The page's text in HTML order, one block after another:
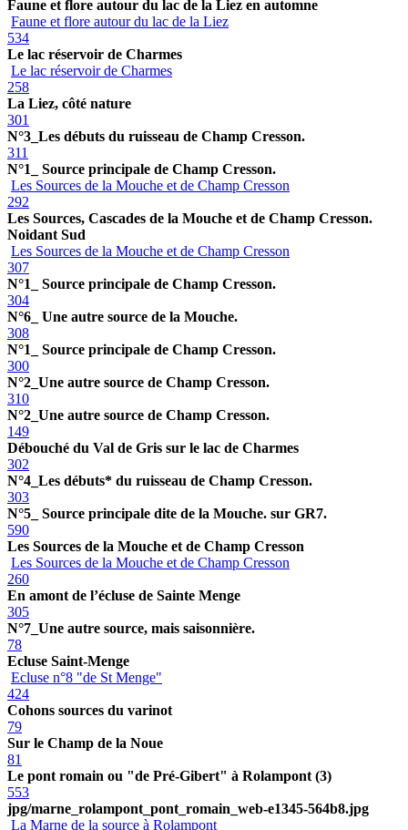
Faune et flore autour du lac de la Liez en automne
Faune et flore autour du lac de la Liez
534
Le lac réservoir de Charmes
Le lac réservoir de Charmes
258
La Liez, côté nature
301
N°3_Les débuts du ruisseau de Champ Cresson.
311
N°1_ Source principale de Champ Cresson.
Les Sources de la Mouche et de Champ Cresson
292
Les Sources, Cascades de la Mouche et de Champ Cresson.
Noidant Sud
Les Sources de la Mouche et de Champ Cresson
307
N°1_ Source principale de Champ Cresson.
304
N°6_ Une autre source de la Mouche.
308
N°1_ Source principale de Champ Cresson.
300
N°2_Une autre source de Champ Cresson.
310
N°2_Une autre source de Champ Cresson.
149
Débouché du Val de Gris sur le lac de Charmes
302
N°4_Les débuts* du ruisseau de Champ Cresson.
303
N°5_ Source principale dite de la Mouche. sur GR7.
590
Les Sources de la Mouche et de Champ Cresson
Les Sources de la Mouche et de Champ Cresson
260
En amont de l’écluse de Sainte Menge
305
N°7_Une autre source, mais saisonnière.
78
Ecluse Saint-Menge
Ecluse n°8 "de St Menge"
424
Cohons sources du varinot
79
Sur le Champ de la Noue
81
Le pont romain ou "de Pré-Gibert" à Rolampont (3)
553
jpg/marne_rolampont_pont_romain_web-e1345-564b8.jpg
La Marne de la source à Rolampont